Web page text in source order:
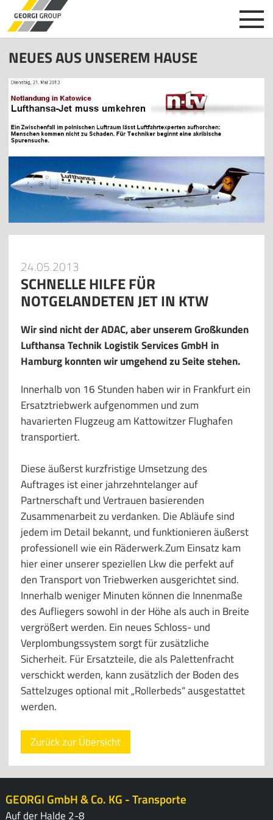
NEUES AUS UNSEREM HAUSE
24.05.2013
SCHNELLE HILFE FÜR
NOTGELANDETEN JET IN KTW
Wir sind nicht der ADAC, aber unserem Großkunden
Lufthansa Technik Logistik Services GmbH in
Hamburg konnten wir umgehend zu Seite stehen.
Innerhalb von 16 Stunden haben wir in Frankfurt ein
Ersatztriebwerk aufgenommen und zum
havarierten Flugzeug am Kattowitzer Flughafen
transportiert.
Diese äußerst kurzfristige Umsetzung des
Auftrages ist einer jahrzehntelanger auf
Partnerschaft und Vertrauen basierenden
Zusammenarbeit zu verdanken. Die Abläufe sind
jedem im Detail bekannt, und funktionieren äußerst
professionell wie ein Räderwerk.Zum Einsatz kam
hier einer unserer speziellen Lkw die perfekt auf
den Transport von Triebwerken ausgerichtet sind.
Innerhalb weniger Minuten können die Innenmaße
des Aufliegers sowohl in der Höhe als auch in Breite
vergrößert werden. Ein neues Schloss- und
Verplombungssystem sorgt für zusätzliche
Sicherheit. Für Ersatzteile, die als Palettenfracht
verschickt werden, kann zusätzlich der Boden des
Sattelzuges optional mit „Rollerbeds“ ausgestattet
werden.
Zurück zur Übersicht
GEORGI GmbH & Co. KG - Transporte
Auf der Halde 2-8